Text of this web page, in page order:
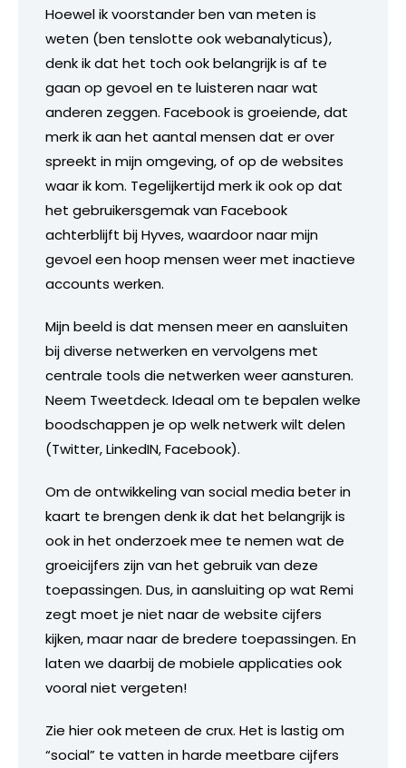
Hoewel ik voorstander ben van meten is
weten (ben tenslotte ook webanalyticus),
denk ik dat het toch ook belangrijk is af te
gaan op gevoel en te luisteren naar wat
anderen zeggen. Facebook is groeiende, dat
merk ik aan het aantal mensen dat er over
spreekt in mijn omgeving, of op de websites
waar ik kom. Tegelijkertijd merk ik ook op dat
het gebruikersgemak van Facebook
achterblijft bij Hyves, waardoor naar mijn
gevoel een hoop mensen weer met inactieve
accounts werken.
Mijn beeld is dat mensen meer en aansluiten
bij diverse netwerken en vervolgens met
centrale tools die netwerken weer aansturen.
Neem Tweetdeck. Ideaal om te bepalen welke
boodschappen je op welk netwerk wilt delen
(Twitter, LinkedIN, Facebook).
Om de ontwikkeling van social media beter in
kaart te brengen denk ik dat het belangrijk is
ook in het onderzoek mee te nemen wat de
groeicijfers zijn van het gebruik van deze
toepassingen. Dus, in aansluiting op wat Remi
zegt moet je niet naar de website cijfers
kijken, maar naar de bredere toepassingen. En
laten we daarbij de mobiele applicaties ook
vooral niet vergeten!
Zie hier ook meteen de crux. Het is lastig om
“social” te vatten in harde meetbare cijfers